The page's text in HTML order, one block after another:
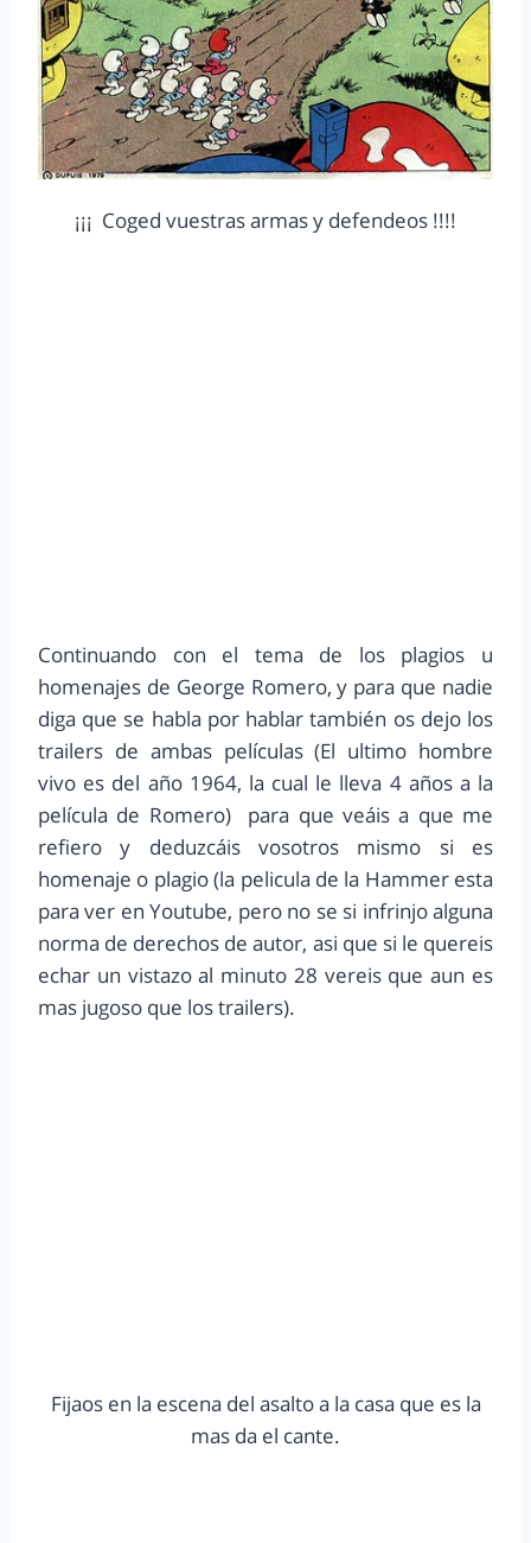
¡¡¡ Coged vuestras armas y defendeos !!!!
Continuando con el tema de los plagios u
homenajes de George Romero, y para que nadie
diga que se habla por hablar también os dejo los
trailers de ambas películas (El ultimo hombre
vivo es del año 1964, la cual le lleva 4 años a la
película de Romero) para que veáis a que me
refiero y deduzcáis vosotros mismo si es
homenaje o plagio (la pelicula de la Hammer esta
para ver en Youtube, pero no se si infrinjo alguna
norma de derechos de autor, asi que si le quereis
echar un vistazo al minuto 28 vereis que aun es
mas jugoso que los trailers).
Fijaos en la escena del asalto a la casa que es la
mas da el cante.